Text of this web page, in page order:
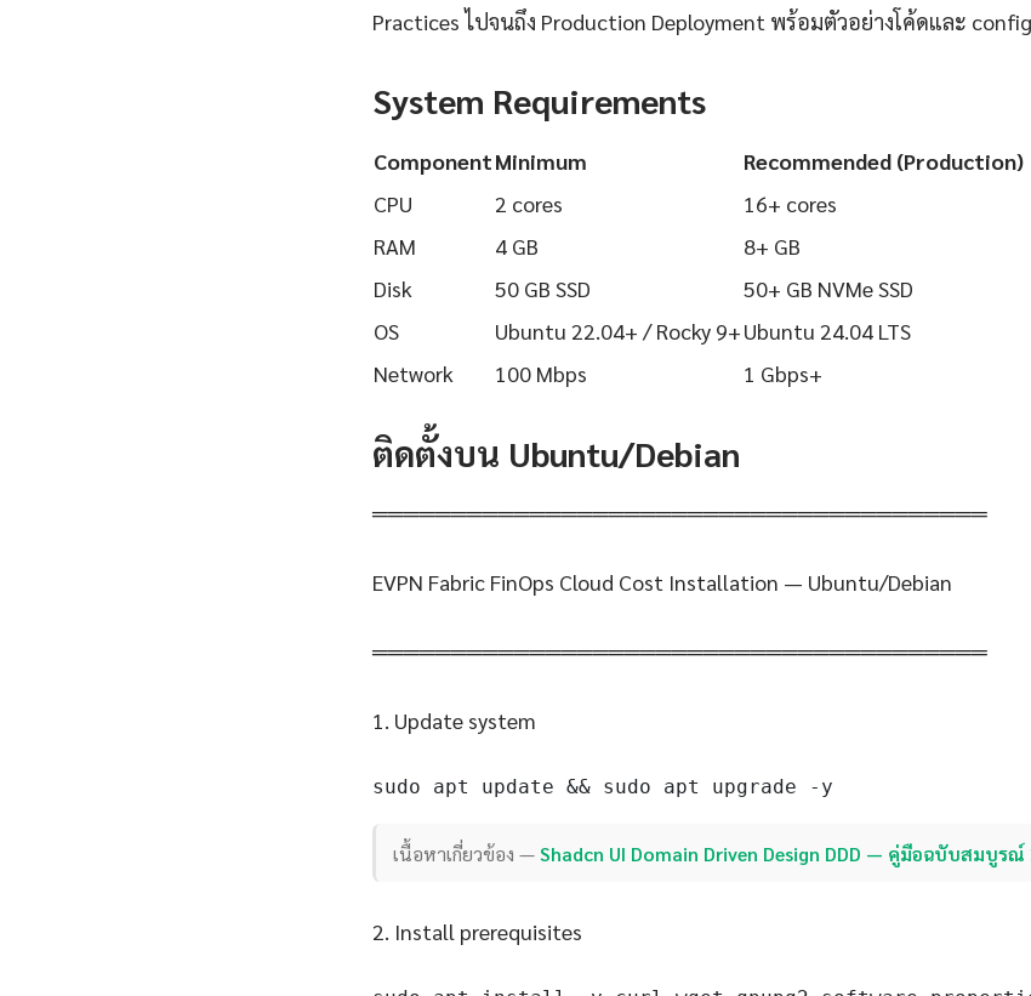
Practices ไปจนถึง Production Deployment พร้อมตัวอย่างโค้ดและ
System Requirements
ComponentMinimum
Recommended (Production)
CPU
2 cores
16+ cores
RAM
4 GB
8+ GB
Disk
50 GB SSD
50+ GB NVMe SSD
OS
Ubuntu 22.04+ / Rocky 9+Ubuntu 24.04 LTS
Network
100 Mbps 1 Gbps+
ติดตั้งบน Ubuntu/Debian
═══════════════════════════════════════
EVPN Fabric FinOps Cloud Cost Installation — Ubuntu/Debian
═══════════════════════════════════════
1. Update system
sudo apt update && sudo apt upgrade -y
เนื้อหาเกี่ยวข้อง —Shadcn UI Domain Driven Design DDD — คู่มือฉบับสมบูรณ์
2. Install prerequisites